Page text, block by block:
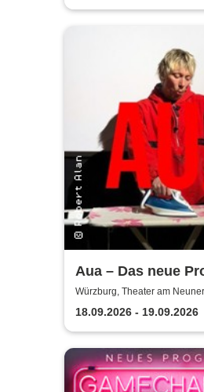
Aua – Das neue
von Robert Alan |
Neunerplatz
Würzburg, Theater am
18.09.2026 - 19.09.2026